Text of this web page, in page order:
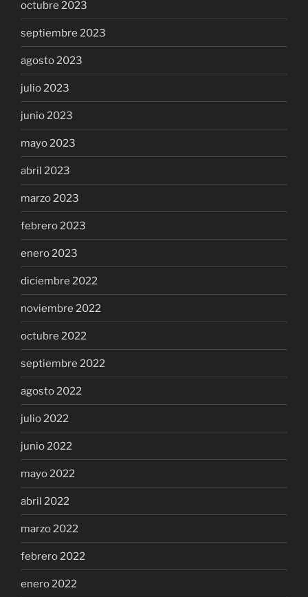
octubre 2023
septiembre 2023
agosto 2023
julio 2023
junio 2023
mayo 2023
abril 2023
marzo 2023
febrero 2023
enero 2023
diciembre 2022
noviembre 2022
octubre 2022
septiembre 2022
agosto 2022
julio 2022
junio 2022
mayo 2022
abril 2022
marzo 2022
febrero 2022
enero 2022